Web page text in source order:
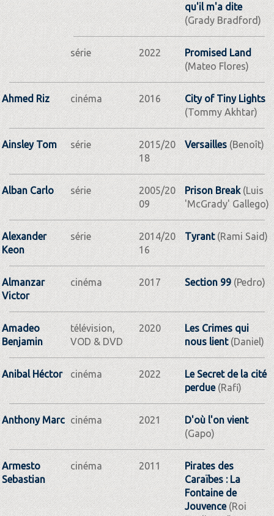
qu'il m'a dite
(Grady Bradford)
série 2022
Promised Land
(Mateo Flores)
Ahmed Riz cinéma 2016
City of Tiny Lights
(Tommy Akhtar)
Ainsley Tom série
2015/20
18
Versailles(Benoît)
Alban Carlo série
2005/20
09
Prison Break(Luis
'McGrady' Gallego)
Alexander
Keon
série
2014/20
16
Tyrant(Rami Said)
Almanzar
Victor
cinéma 2017 Section 99(Pedro)
Amadeo
Benjamin
télévision,
VOD & DVD
2020
Les Crimes qui
nous lient(Daniel)
Anibal Héctor cinéma 2022
Le Secret de la cité
perdue(Rafi)
Anthony Marc cinéma 2021
D'où l'on vient
(Gapo)
Armesto
Sebastian
cinéma 2011
Pirates des
Caraïbes : La
Fontaine de
Jouvence(Roi